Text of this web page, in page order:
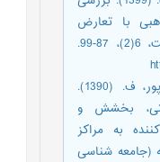
با تعارض
زناشویی. پژوهش در دین و سلامت، 6(2)، 87-99.
زندی‌‌پور، ط.، آزادی، ش.، و ناهیدپور، ف. (1390).
بخشش و
به مراکز
(جامعه شناسی